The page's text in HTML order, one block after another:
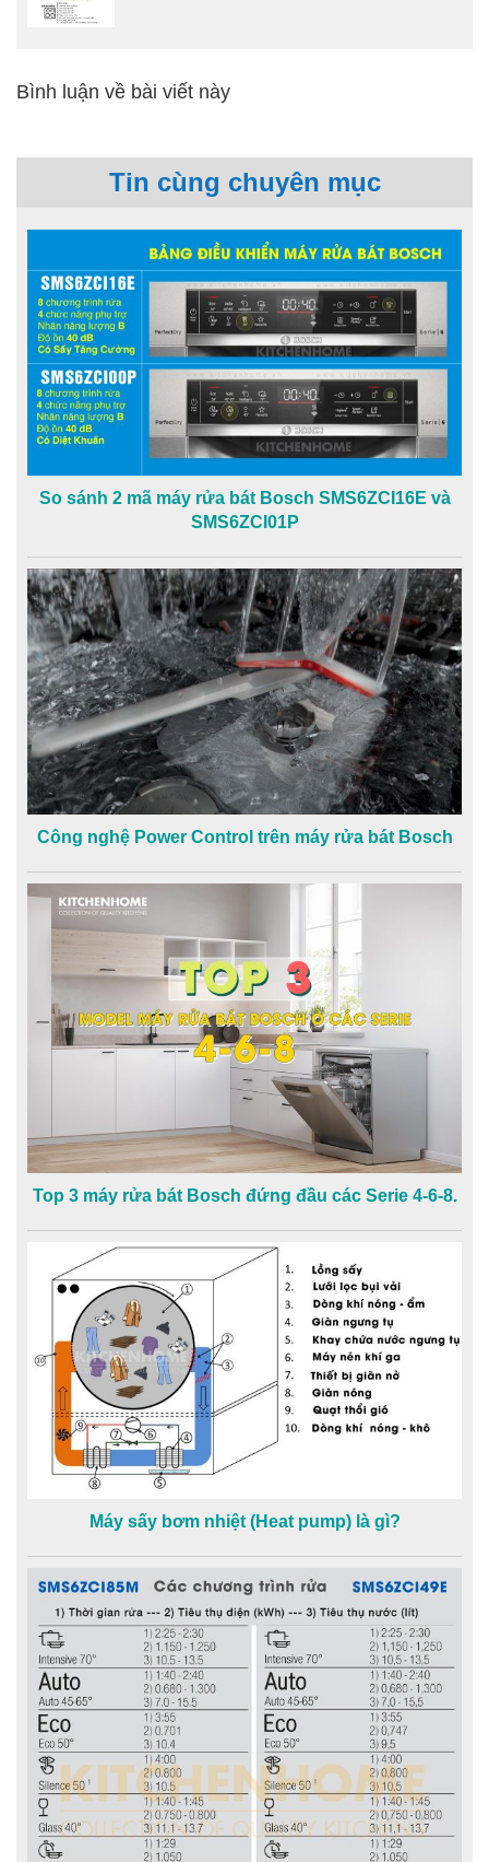
Bình luận về bài viết này
Tin cùng chuyên mục
So sánh 2 mã máy rửa bát Bosch SMS6ZCI16E và
SMS6ZCI01P
Công nghệ Power Control trên máy rửa bát Bosch
Top 3 máy rửa bát Bosch đứng đầu các Serie 4-6-8.
Máy sấy bơm nhiệt (Heat pump) là gì?